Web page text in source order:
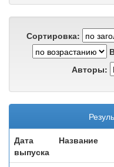
Сортировка:
Авторы:
Дата
выпуска
Название